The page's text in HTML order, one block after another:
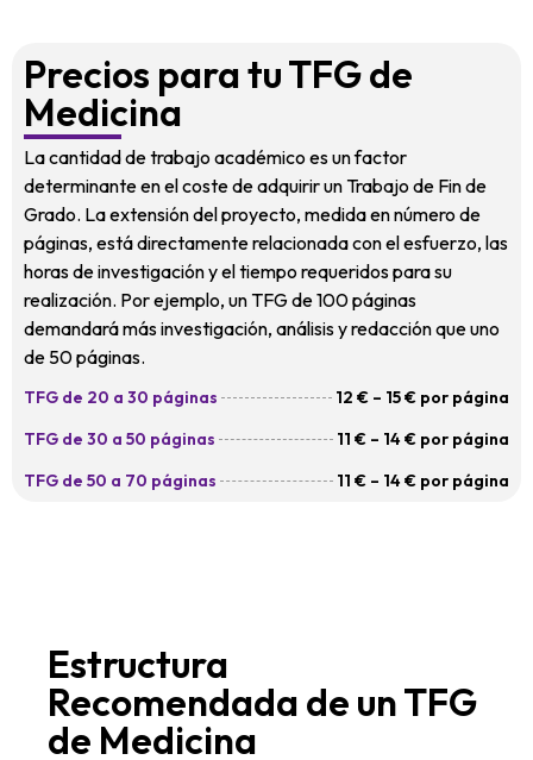
Precios para tu TFG de
Medicina
La cantidad de trabajo académico es un factor
determinante en el coste de adquirir un Trabajo de Fin de
Grado. La extensión del proyecto, medida en número de
páginas, está directamente relacionada con el esfuerzo, las
horas de investigación y el tiempo requeridos para su
realización. Por ejemplo, un TFG de 100 páginas
demandará más investigación, análisis y redacción que uno
de 50 páginas.
TFG de 20 a 30 páginas
12 € – 15 € por página
TFG de 30 a 50 páginas
11 € – 14 € por página
TFG de 50 a 70 páginas
11 € – 14 € por página
Estructura
Recomendada de un TFG
de Medicina